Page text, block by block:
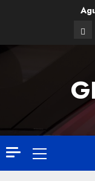
Primary
Menu